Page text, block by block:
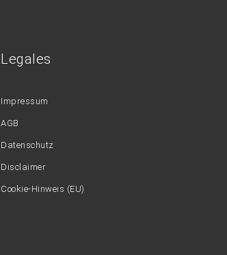
Legales
Impressum
AGB
Datenschutz
Disclaimer
Cookie-Hinweis (EU)